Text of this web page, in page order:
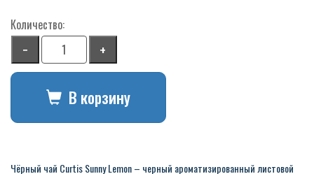
Количество:
− +
В корзину
Чёрный чай Curtis Sunny Lemon – черный ароматизированный листовой